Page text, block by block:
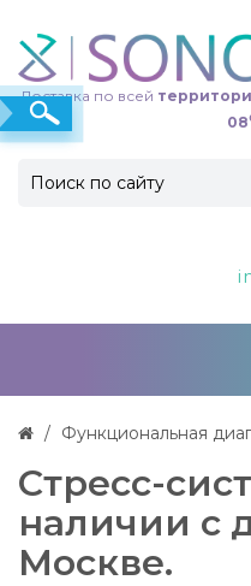
Доставка по всей
08
Функциональная
Стресс-
наличии с
Москве.